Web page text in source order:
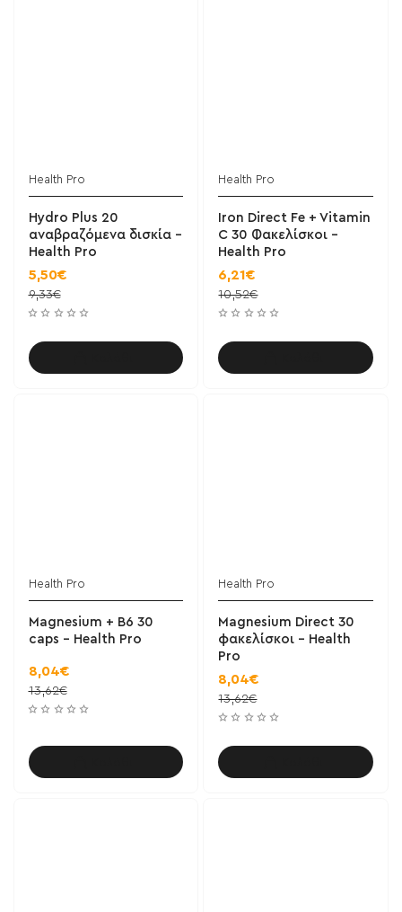
Health Pro
Hydro Plus 20
αναβραζόμενα δισκία -
Health Pro
5,50€
9,33€
Health Pro
Iron Direct Fe + Vitamin
C 30 Φακελίσκοι -
Health Pro
6,21€
10,52€
Health Pro
Magnesium + B6 30
caps - Health Pro
8,04€
13,62€
Health Pro
Magnesium Direct 30
φακελίσκοι - Health
Pro
8,04€
13,62€